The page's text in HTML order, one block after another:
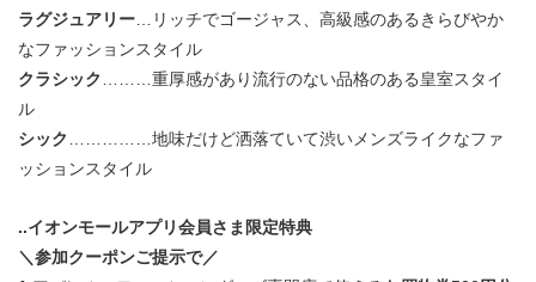
ラグジュアリー …リッチでゴージャス、高級感のあるきらびやか
なファッションスタイル
クラシック
………重厚感があり流行のない品格のある皇室スタイ
ル
シック
……………地味だけど洒落ていて渋いメンズライクなファ
ッションスタイル
..イオンモールアプリ会員さま限定特典
＼参加クーポンご提示で／